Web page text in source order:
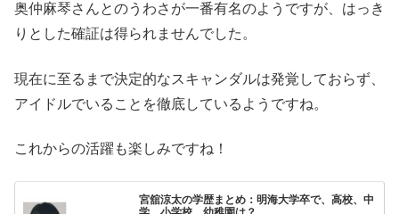
奥仲麻琴さんとのうわさが一番有名のようですが、はっき
りとした確証は得られませんでした。
現在に至るまで決定的なスキャンダルは発覚しておらず、
アイドルでいることを徹底しているようですね。
これからの活躍も楽しみですね！
宮舘涼太の学歴まとめ：明海大学卒で、高校、中